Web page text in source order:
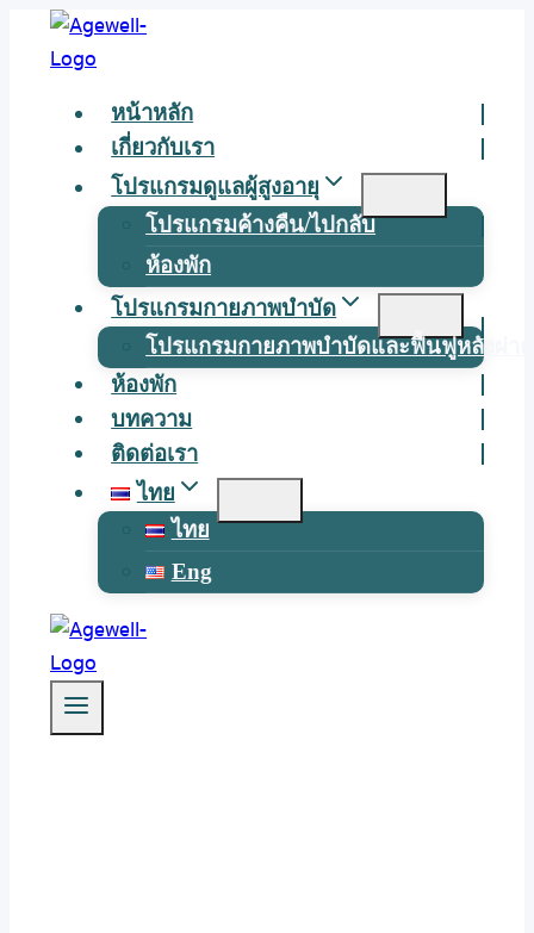
หน้าหลัก
เกี่ยวกับเรา
โปรแกรมดูแลผู้สูงอายุ
โปรแกรมค้างคืน/ไปกลับ
ห้องพัก
โปรแกรมกายภาพบำบัด
โปรแกรมกายภาพบำบัดและฟื้นฟูหลังผ่า
ห้องพัก
บทความ
ติดต่อเรา
ไทย
ไทย
Eng